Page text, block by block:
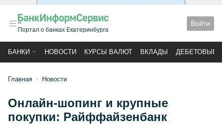
Портал о банках Екатеринбурга
Войти
БАНКИ НОВОСТИ КУРСЫ ВАЛЮТ ВКЛАДЫ ДЕБЕТОВЫЕ
Главная Новости
Онлайн-шопинг и крупные
покупки: Райффайзенбанк